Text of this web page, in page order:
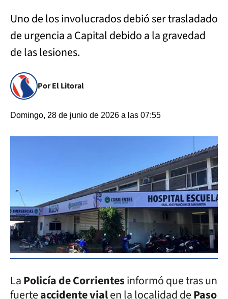
Uno de los involucrados debió ser trasladado
de urgencia a Capital debido a la gravedad
de las lesiones.
Por El Litoral
Domingo, 28 de junio de 2026 a las 07:55
LaPolicía de Corrientesinformó que tras un
fuerteaccidente vialen la localidad dePaso